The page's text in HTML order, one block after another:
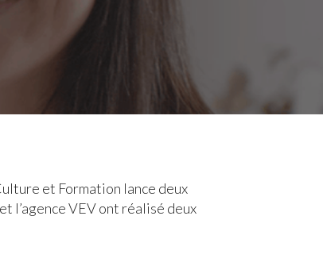
et Formation lance deux
l’agence VEV ont réalisé deux